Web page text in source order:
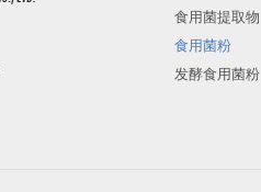
食用菌提取物
食用菌粉
发酵食用菌粉